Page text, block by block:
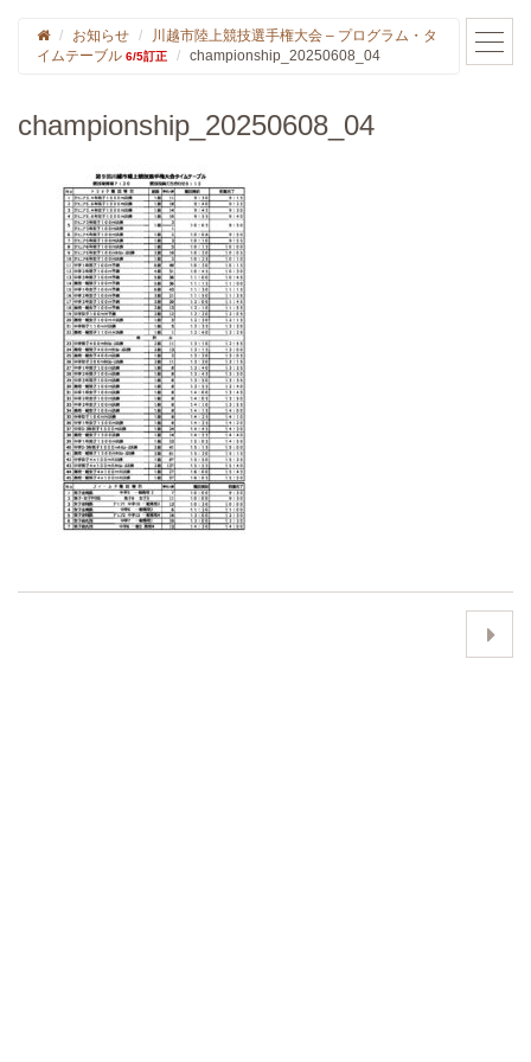
お知らせ
川越市陸上競技選手権大会 – プログラム・タ
イムテーブル 6/5訂正 championship_20250608_04
championship_20250608_04